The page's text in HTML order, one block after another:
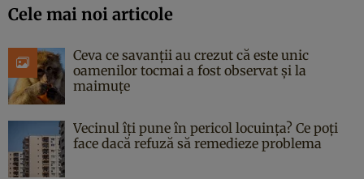
Cele mai noi articole
Ceva ce savanții au crezut că este unic
oamenilor tocmai a fost observat și la
maimuțe
Vecinul îți pune în pericol locuința? Ce poți
face dacă refuză să remedieze problema